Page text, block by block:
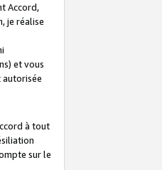
Accord,
je réalise
et vous
autorisée
à tout
sur le